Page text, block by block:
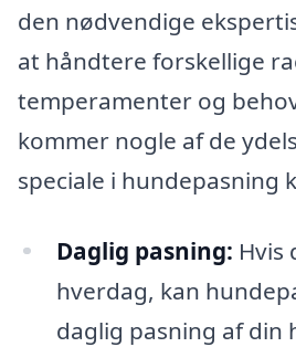
den nødvendige
at håndtere forskellige
temperamenter og
kommer nogle af de
speciale i hundepasning
Daglig pasning: Hvis
hverdag, kan
daglig pasning af din